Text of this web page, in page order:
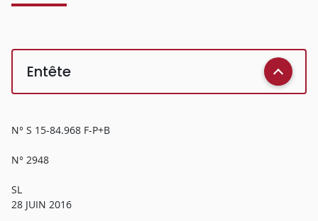
Entête
N° S 15-84.968 F-P+B
N° 2948
SL
28 JUIN 2016